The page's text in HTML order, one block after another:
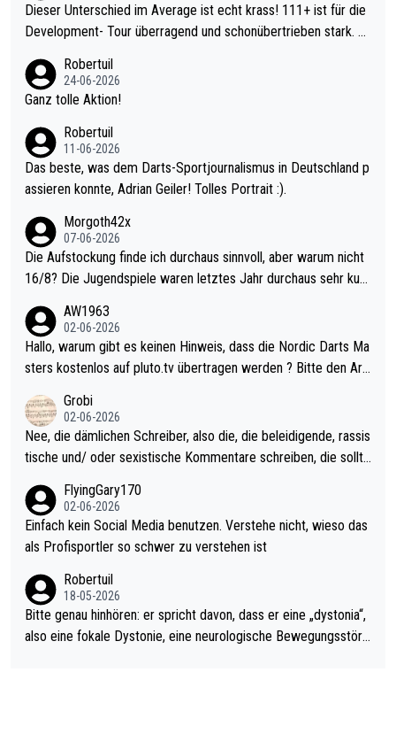
Dieser Unterschied im Average ist echt krass! 111+ ist für die
Development- Tour überragend und schonübertrieben stark. U
mal 40+ erst recht. Da gewinnst keinen Blumentopf - ist ja noc
h krasser wie ein Pokalspiel eines Kreisligisten vs einem Bund
Robertuil
24-06-2026
Ganz tolle Aktion!
Robertuil
11-06-2026
Das beste, was dem Darts-Sportjournalismus in Deutschland p
assieren konnte, Adrian Geiler! Tolles Portrait :).
Morgoth42x
07-06-2026
Die Aufstockung finde ich durchaus sinnvoll, aber warum nicht
16/8? Die Jugendspiele waren letztes Jahr durchaus sehr kurz
Allerdings ist Mitchell Lawrie als Nummer 1 der Welt eh qualifi
ziert. Somit ändert die automatische Qualifikation des Weltmei
sters erstmal nichts. Ich denke sie wollen damit für nächstes J
ohl wenig WDF Turniere spielen. Dies war bei Archie Self letzt
es Jahr der Fall. Er musste als amtierender Weltmeister durch
den Qualifier und ich glaube kaum, dass Mitchel sich das (in Ve
el hat.
AW1963
02-06-2026
Hallo, warum gibt es keinen Hinweis, dass die Nordic Darts Ma
sters kostenlos auf pluto.tv übertragen werden ? Bitte den Arti
Grobi
02-06-2026
Nee, die dämlichen Schreiber, also die, die beleidigende, rassis
tische und/ oder sexistische Kommentare schreiben, die sollte
s Leben in den Griff kriegen. Nur eins wundert mich: Luke Little
r war doch neulich erst derjenige, der über Social Media GvV p
rovoziert hat. Und Littlers Mutter schießt öfters mal gegen Ric
FlyingGary170
02-06-2026
Einfach kein Social Media benutzen. Verstehe nicht, wieso das
als Profisportler so schwer zu verstehen ist
Robertuil
18-05-2026
Bitte genau hinhören: er spricht davon, dass er eine „dystonia“,
also eine fokale Dystonie, eine neurologische Bewegungsstöru